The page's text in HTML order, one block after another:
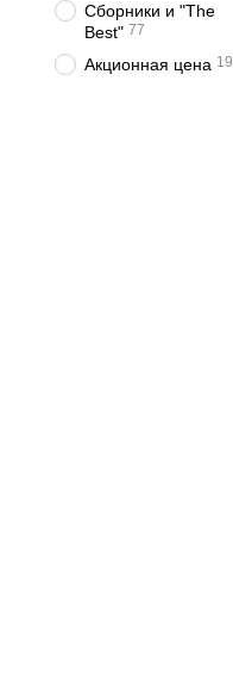
Сборники и "The
Best" 77
Акционная цена 19